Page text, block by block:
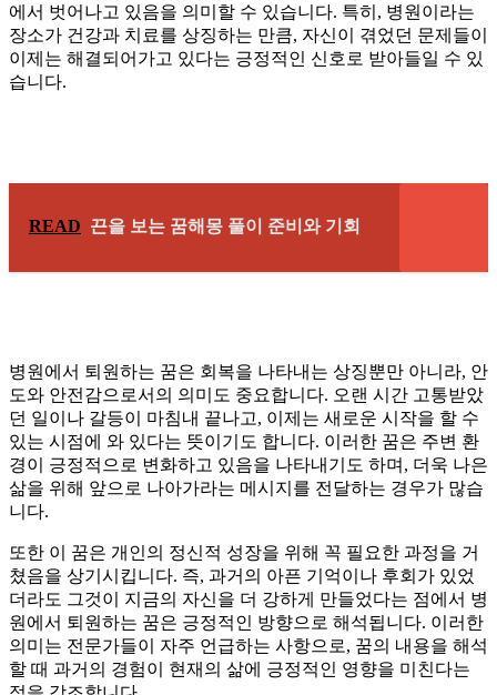
에서 벗어나고 있음을 의미할 수 있습니다. 특히, 병원이라는
장소가 건강과 치료를 상징하는 만큼, 자신이 겪었던 문제들이
이제는 해결되어가고 있다는 긍정적인 신호로 받아들일 수 있
습니다.
READ 끈을 보는 꿈해몽 풀이 준비와 기회
병원에서 퇴원하는 꿈은 회복을 나타내는 상징뿐만 아니라, 안
도와 안전감으로서의 의미도 중요합니다. 오랜 시간 고통받았
던 일이나 갈등이 마침내 끝나고, 이제는 새로운 시작을 할 수
있는 시점에 와 있다는 뜻이기도 합니다. 이러한 꿈은 주변 환
경이 긍정적으로 변화하고 있음을 나타내기도 하며, 더욱 나은
삶을 위해 앞으로 나아가라는 메시지를 전달하는 경우가 많습
니다.
또한 이 꿈은 개인의 정신적 성장을 위해 꼭 필요한 과정을 거
쳤음을 상기시킵니다. 즉, 과거의 아픈 기억이나 후회가 있었
더라도 그것이 지금의 자신을 더 강하게 만들었다는 점에서 병
원에서 퇴원하는 꿈은 긍정적인 방향으로 해석됩니다. 이러한
의미는 전문가들이 자주 언급하는 사항으로, 꿈의 내용을 해석
할 때 과거의 경험이 현재의 삶에 긍정적인 영향을 미친다는